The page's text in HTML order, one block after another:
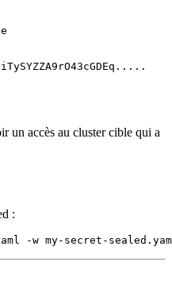
un accès au cluster cible qui a
:
-w my-secret-